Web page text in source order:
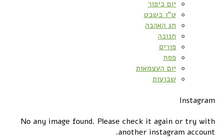
יום כיפור
ט”ו בשבט
חג האהבה
חנוכה
פורים
פסח
יום העצמאות
שבועות
Instagram
No any image found. Please check it again or try with
another instagram account.